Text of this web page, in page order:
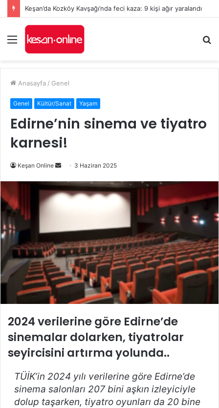
Keşan’da Kozköy Kavşağı’nda feci kaza: 9 kişi ağır yaralandı
Menü
...
Anasayfa / Genel
Genel Kültür/Sanat Yaşam
Edirne’nin sinema ve tiyatro
karnesi!
Keşan Online
Bir
posta
göndermek
3 Haziran 2025
2024 verilerine göre Edirne’de
sinemalar dolarken, tiyatrolar
seyircisini artırma yolunda..
TÜİK’in 2024 yılı verilerine göre Edirne’de
sinema salonları 207 bini aşkın izleyiciyle
dolup taşarken, tiyatro oyunları da 20 bine